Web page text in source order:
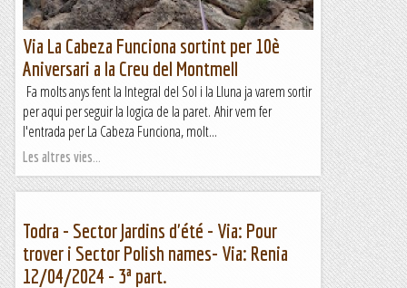
Via La Cabeza Funciona sortint per 10è
Aniversari a la Creu del Montmell
Fa molts anys fent la Integral del Sol i la Lluna ja varem sortir
per aqui per seguir la logica de la paret. Ahir vem fer
l'entrada per La Cabeza Funciona, molt...
Les altres vies...
Todra - Sector Jardins d'été - Via: Pour
trover i Sector Polish names- Via: Renia
12/04/2024 - 3ª part.